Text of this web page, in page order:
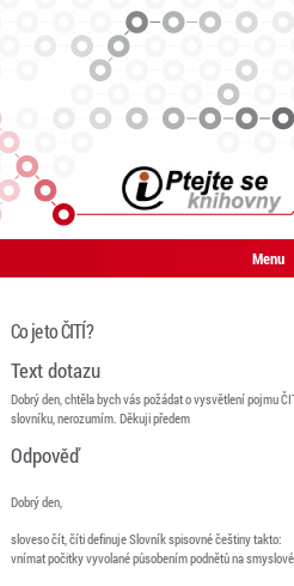
Menu
Co je to ČITÍ?
Text dotazu
Dobrý den, chtěla bych vás požádat o vysvětlení pojmu
slovníku, nerozumím. Děkuji předem
Odpověď
Dobrý den,
sloveso čít, číti definuje Slovník spisovné češtiny takto:
vnímat počitky vyvolané působením podnětů na